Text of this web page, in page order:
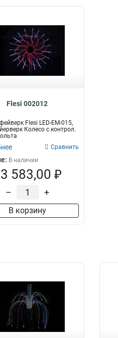
Flesi 002012
Flesi LED-EM-015,
Колесо с контрол.
Сравнить
В наличии
583,00 ₽
– +
В корзину